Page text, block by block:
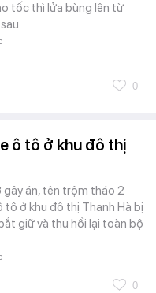
tốc thì lửa bùng lên từ
0
ô tô ở khu đô thị
gây án, tên trộm tháo 2
tô ở khu đô thị Thanh Hà bị
giữ và thu hồi lại toàn bộ
0